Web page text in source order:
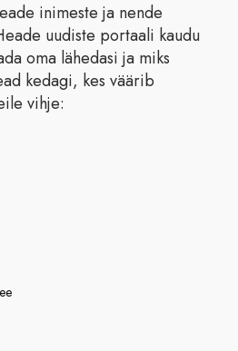
inimeste ja nende
uudiste portaali kaudu
oma lähedasi ja miks
kedagi, kes väärib
vihje: